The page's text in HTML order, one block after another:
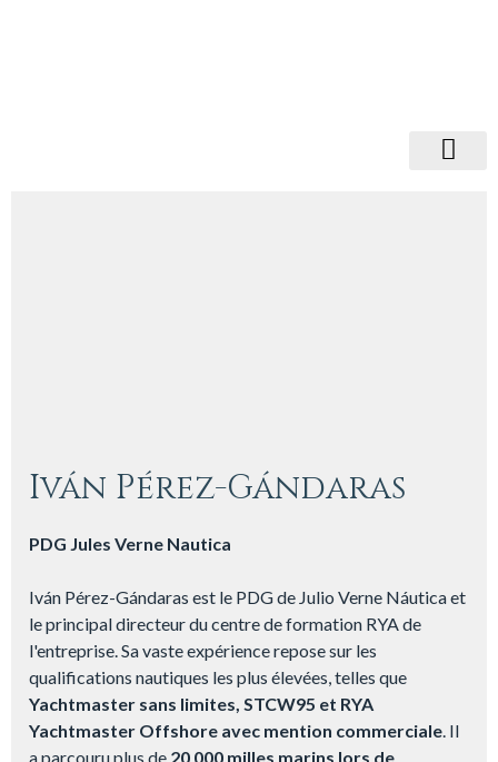
Iván Pérez-Gándaras
PDG Jules Verne Nautica
Iván Pérez-Gándaras est le PDG de Julio Verne Náutica et
le principal directeur du centre de formation RYA de
l'entreprise. Sa vaste expérience repose sur les
qualifications nautiques les plus élevées, telles que
Yachtmaster sans limites, STCW95 et RYA
Yachtmaster Offshore avec mention commerciale. Il
a parcouru plus de 20 000 milles marins lors de